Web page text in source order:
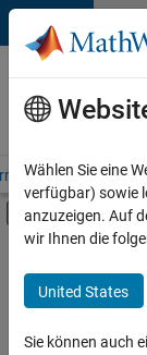
Weiter zum Inhalt
Karriere
bei
MathWorks
– Übersicht
Hauptinhalt
Praktika
Information
Inside Sales
+6
Wählen Sie eine
verfügbar) sowie
anzuzeigen. Auf
wir Ihnen die
United States
Sie können auch